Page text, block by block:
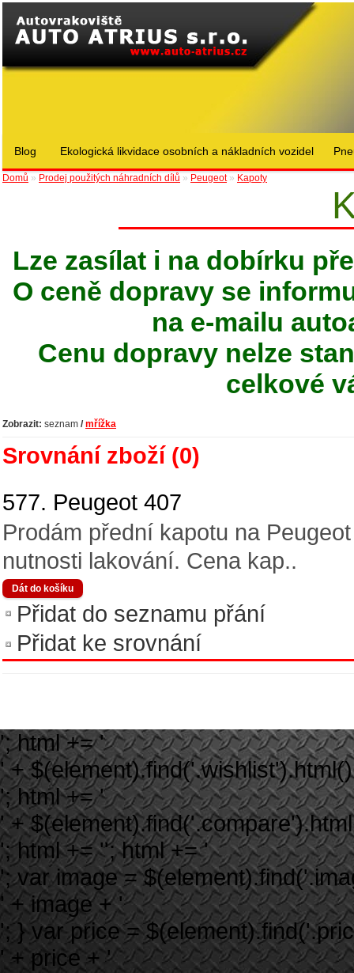
Blog Ekologická likvidace osobních a nákladních vozidel
Domů » Prodej použitých náhradních dílů » Peugeot» Kapoty
Lze zasílat i na dobírku
O ceně dopravy se
na e-mailu
Cenu dopravy nelze
celkové
Zobrazit: seznam / mřížka
Srovnání zboží (0)
577. Peugeot 407
Prodám přední kapotu na
nutnosti lakování. Cena kap..
Přidat do seznamu přání
Přidat ke srovnání
'; html += '
' +
'; html += '
' +
'; html += ''; html += '
'; var image =
' + image + '
'; } var price =
' + price + '